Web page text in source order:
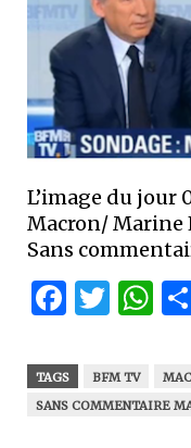
L’image du jour
Macron/ Marine
Sans
TAGS BFM TV
SANS COMMENTAIRE